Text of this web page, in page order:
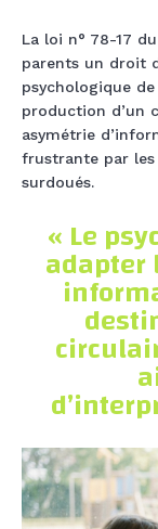
La loi n° 78-17
parents un droit
psychologique
production d’un
asymétrie
frustrante par
surdoués.
« Le
adapter